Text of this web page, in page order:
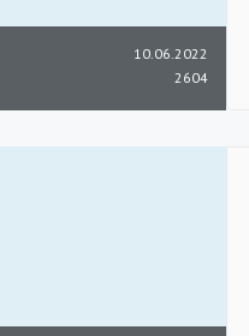
10.06.2022
2604